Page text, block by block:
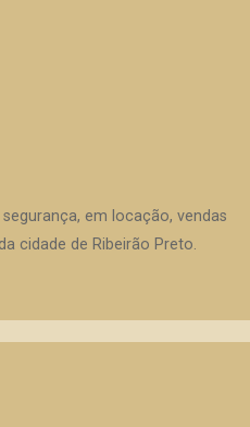
em locação, vendas
cidade de Ribeirão Preto.